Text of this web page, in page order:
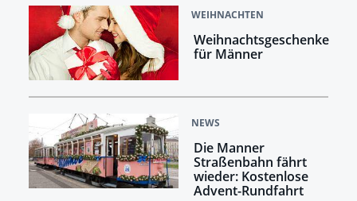
WEIHNACHTEN
Weihnachtsgeschenke
für Männer
NEWS
Die Manner
Straßenbahn fährt
wieder: Kostenlose
Advent-Rundfahrt